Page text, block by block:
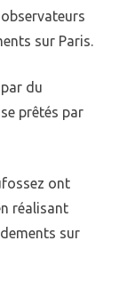
sur Paris.
du
prêtés par
ont
réalisant
sur